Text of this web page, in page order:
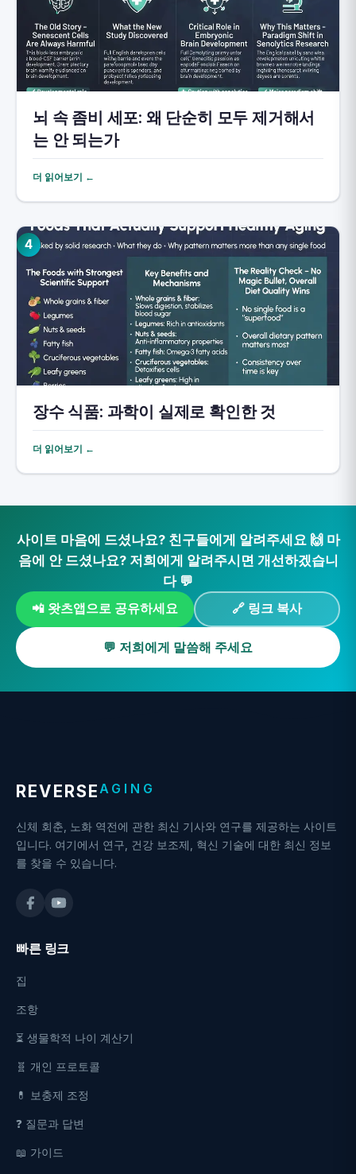
뇌 속 좀비 세포: 왜 단순히 모두 제거해서
는 안 되는가
더 읽어보기 ←
4
장수 식품: 과학이 실제로 확인한 것
더 읽어보기 ←
사이트 마음에 드셨나요? 친구들에게 알려주세요 🙌 마
음에 안 드셨나요? 저희에게 알려주시면 개선하겠습니
다 💬
📲 왓츠앱으로 공유하세요 🔗 링크 복사
💬 저희에게 말씀해 주세요
REVERSEAGING
신체 회춘, 노화 역전에 관한 최신 기사와 연구를 제공하는 사이트
입니다. 여기에서 연구, 건강 보조제, 혁신 기술에 대한 최신 정보
를 찾을 수 있습니다.
빠른 링크
집
조항
⏳ 생물학적 나이 계산기
🧬 개인 프로토콜
💊 보충제 조정
❓ 질문과 답변
📖 가이드